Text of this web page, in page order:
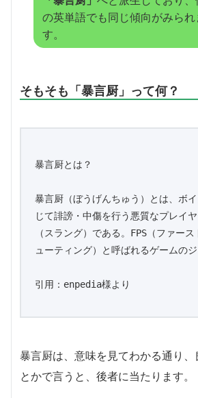
の英単語でも同じ傾向がみられ
す。
そもそも「暴言厨」って何？
暴言厨とは？
暴言厨（ぼうげんちゅう）とは、ボ
じて誹謗・中傷を行う悪質なプレイ
（スラング）である。FPS（ファー
ューティング）と呼ばれるゲームのジ
引用：enpedia様より
暴言厨は、意味を見てわかる通り、
とかで言うと、後者に当たります。